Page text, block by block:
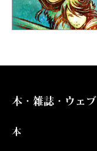
本・雑誌・ウェブ
本